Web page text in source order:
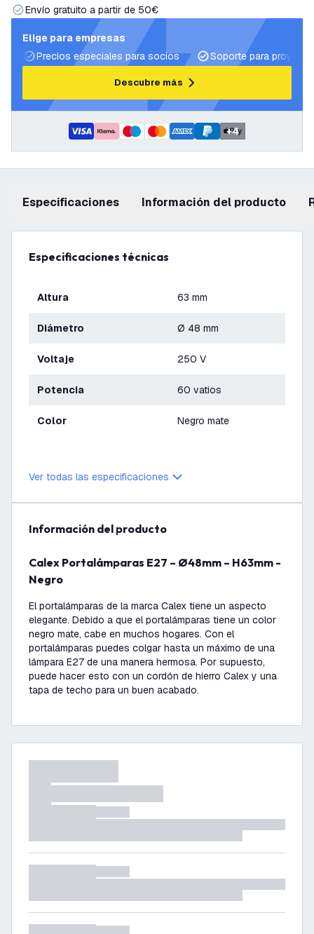
Envío gratuito a partir de 50€
Elige para empresas
Precios especiales para socios
Soporte para
Descubre más
+4
Especificaciones información del producto
Especificaciones técnicas
Altura 63 mm
Diámetro Ø 48 mm
Voltaje 250 V
Potencia 60 vatios
Color Negro mate
Ver todas las especificaciones
información del producto
Calex Portalámparas E27 – Ø48mm – H63mm -
Negro
El portalámparas de la marca Calex tiene un aspecto
elegante. Debido a que el portalámparas tiene un color
negro mate, cabe en muchos hogares. Con el
portalámparas puedes colgar hasta un máximo de una
lámpara E27 de una manera hermosa. Por supuesto,
puede hacer esto con un cordón de hierro Calex y una
tapa de techo para un buen acabado.